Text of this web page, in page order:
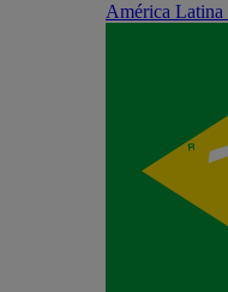
América Latina